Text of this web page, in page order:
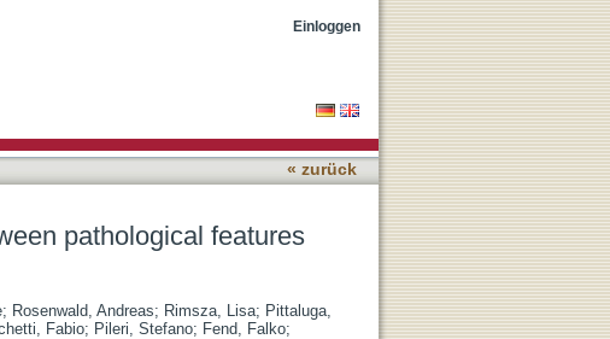
Einloggen
« zurück
pathological features
; Rosenwald, Andreas; Rimsza, Lisa; Pittaluga,
Fabio; Pileri, Stefano; Fend, Falko;